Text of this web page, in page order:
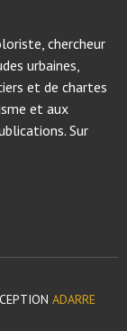
chercheur
urbaines,
et de chartes
et aux
Sur
ADARRE